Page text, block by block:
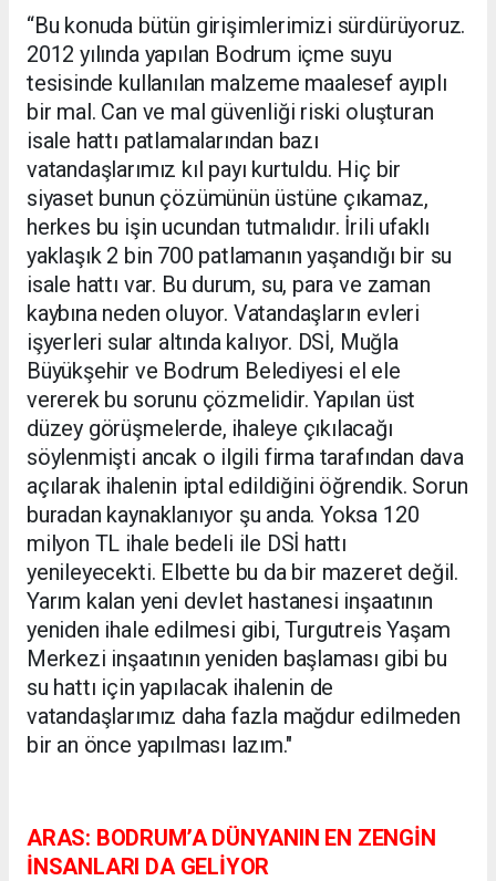
“Bu konuda bütün girişimlerimizi sürdürüyoruz.
2012 yılında yapılan Bodrum içme suyu
tesisinde kullanılan malzeme maalesef ayıplı
bir mal. Can ve mal güvenliği riski oluşturan
isale hattı patlamalarından bazı
vatandaşlarımız kıl payı kurtuldu. Hiç bir
siyaset bunun çözümünün üstüne çıkamaz,
herkes bu işin ucundan tutmalıdır. İrili ufaklı
yaklaşık 2 bin 700 patlamanın yaşandığı bir su
isale hattı var. Bu durum, su, para ve zaman
kaybına neden oluyor. Vatandaşların evleri
işyerleri sular altında kalıyor. DSİ, Muğla
Büyükşehir ve Bodrum Belediyesi el ele
vererek bu sorunu çözmelidir. Yapılan üst
düzey görüşmelerde, ihaleye çıkılacağı
söylenmişti ancak o ilgili firma tarafından dava
açılarak ihalenin iptal edildiğini öğrendik. Sorun
buradan kaynaklanıyor şu anda. Yoksa 120
milyon TL ihale bedeli ile DSİ hattı
yenileyecekti. Elbette bu da bir mazeret değil.
Yarım kalan yeni devlet hastanesi inşaatının
yeniden ihale edilmesi gibi, Turgutreis Yaşam
Merkezi inşaatının yeniden başlaması gibi bu
su hattı için yapılacak ihalenin de
vatandaşlarımız daha fazla mağdur edilmeden
bir an önce yapılması lazım."
ARAS: BODRUM’A DÜNYANIN EN ZENGİN
İNSANLARI DA GELİYOR